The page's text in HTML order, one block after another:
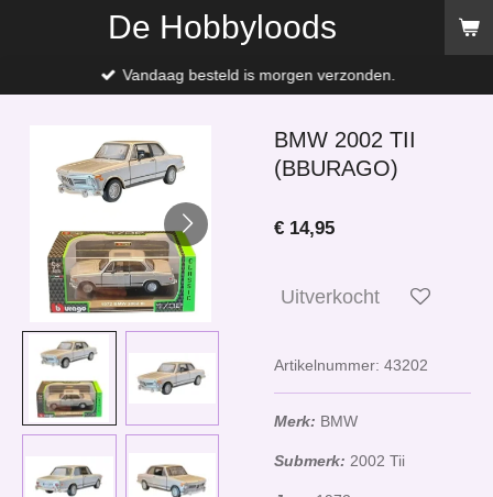
de
De Hobbyloods
Vandaag besteld is morgen verzonden.
BMW 2002 TII
(BBURAGO)
€ 14,95
Uitverkocht
Artikelnummer: 43202
Merk: BMW
Submerk: 2002 Tii